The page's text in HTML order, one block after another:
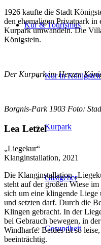
Kur & Tourismus
Kur in
Kurpark
Gastgeber
Gesundheit
1926 kaufte die Stadt
den ehemaligen Privatpark
Kurpark umwandeln. Die
Königstein.
Der Kurpark im Herzen
Borgnis-Park 1903 Foto:
Lea Letzel
„Liegekur“
Klanginstallation, 2021
Die Klanginstallation
steht auf der großen Wiese
sich um eine klingende Liege
und setzten darf. Durch die
Klingen gebracht. In der
bei Gebrauch bewegen, in
Windharfe. Beides ist so
beeinträchtig.